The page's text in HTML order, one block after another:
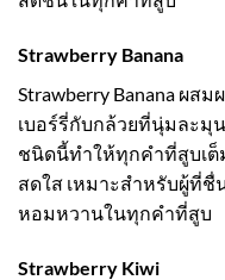
Strawberry Banana
Strawberry Banana ผ
เบอร์รี่กับกล้วยที่นุ่มละมุ
ชนิดนี้ทำให้ทุกคำที่สูบเ
สดใส เหมาะสำหรับผู้ที่
หอมหวานในทุกคำที่สูบ
Strawberry Kiwi